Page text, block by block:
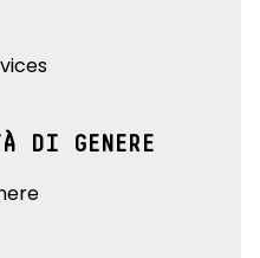
DI GENERE